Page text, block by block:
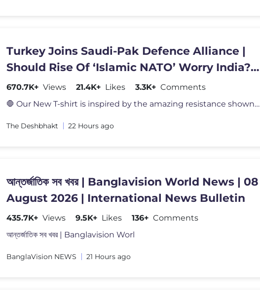
Turkey Joins Saudi-Pak Defence Alliance |
Should Rise Of ‘Islamic NATO’ Worry India?
|Akash Banerjee
670.7K+ Views 21.4K+ Likes 3.3K+ Comments
🛑 Our New T-shirt is inspired by the amazing resistance shown by pr
The Deshbhakt 22 Hours ago
আন্তর্জাতিক সব খবর | Banglavision World News | 08
August 2026 | International News Bulletin
435.7K+ Views 9.5K+ Likes 136+ Comments
আন্তর্জাতিক সব খবর | Banglavision Worl
BanglaVision NEWS 21 Hours ago